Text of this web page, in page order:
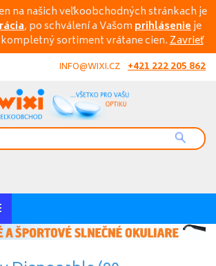
na našich veľkoobchodných stránkach je
, po schválení a Vašom prihlásenieje
sortiment vrátane cien.Zavrieť
INFO@WIXI.CZ +421 222 205 862